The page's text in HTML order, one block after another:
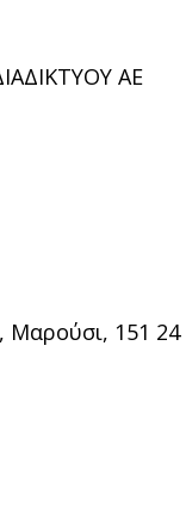
ΑΕ
Μαρούσι, 151 24